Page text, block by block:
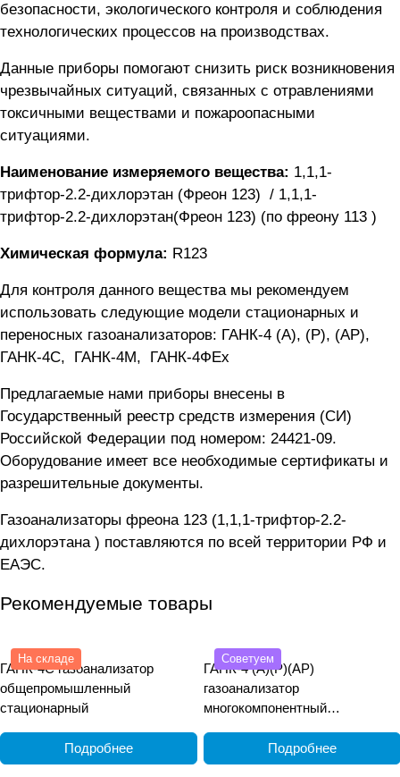
безопасности, экологического контроля и соблюдения
технологических процессов на производствах.
Данные приборы помогают снизить риск возникновения
чрезвычайных ситуаций, связанных с отравлениями
токсичными веществами и пожароопасными
ситуациями.
Наименование измеряемого вещества: 1,1,1-
трифтор-2.2-дихлорэтан (Фреон 123) / 1,1,1-
трифтор-2.2-дихлорэтан(Фреон 123) (по фреону 113 )
Химическая формула: R123
Для контроля данного вещества мы рекомендуем
использовать следующие модели стационарных и
переносных газоанализаторов: ГАНК-4 (А), (Р), (АР),
ГАНК-4C, ГАНК-4М, ГАНК-4ФEx
Предлагаемые нами приборы внесены в
Государственный реестр средств измерения (СИ)
Российской Федерации под номером: 24421-09.
Оборудование имеет все необходимые сертификаты и
разрешительные документы.
Газоанализаторы фреона 123 (1,1,1-трифтор-2.2-
дихлорэтана ) поставляются по всей территории РФ и
ЕАЭС.
Рекомендуемые товары
На складе
ГАНК-4С газоанализатор
общепромышленный
стационарный
Подробнее
Советуем
ГАНК-4 (А)(Р)(АР)
газоанализатор
многокомпонентный
переноснойПодробнее